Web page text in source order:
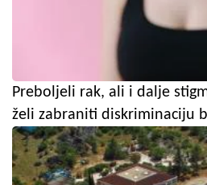
Preboljeli rak, ali i dalje
želi zabraniti diskriminaciju